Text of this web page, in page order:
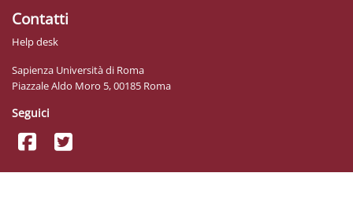
Contatti
Help desk
Sapienza Università di Roma
Piazzale Aldo Moro 5, 00185 Roma
Seguici